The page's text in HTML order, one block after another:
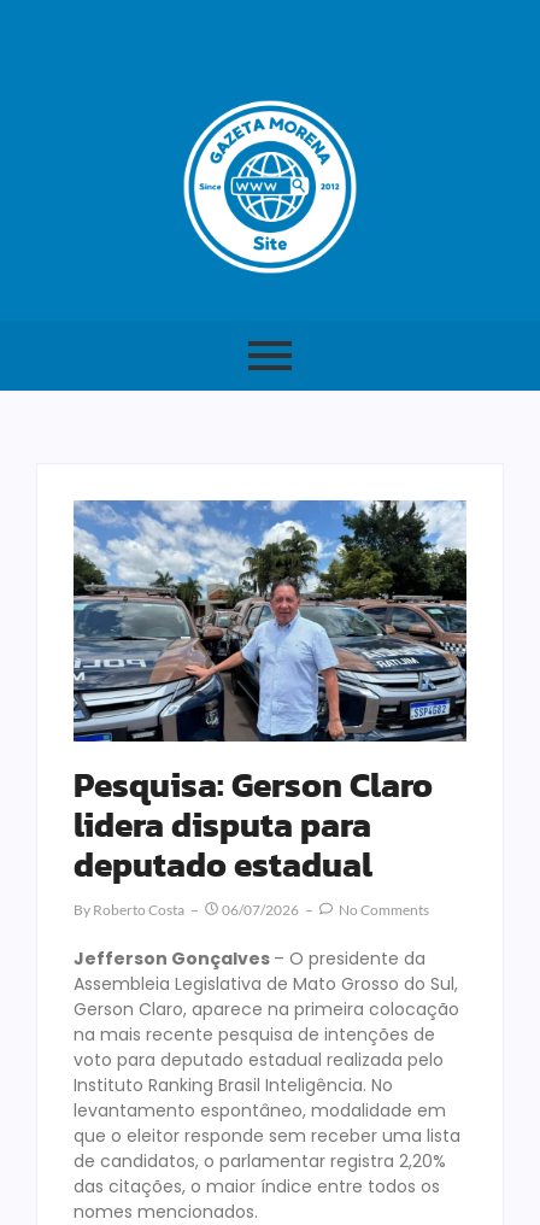
Pesquisa: Gerson Claro
lidera disputa para
deputado estadual
By Roberto Costa 06/07/2026 No Comments
Jefferson Gonçalves – O presidente da
Assembleia Legislativa de Mato Grosso do Sul,
Gerson Claro, aparece na primeira colocação
na mais recente pesquisa de intenções de
voto para deputado estadual realizada pelo
Instituto Ranking Brasil Inteligência. No
levantamento espontâneo, modalidade em
que o eleitor responde sem receber uma lista
de candidatos, o parlamentar registra 2,20%
das citações, o maior índice entre todos os
nomes mencionados.